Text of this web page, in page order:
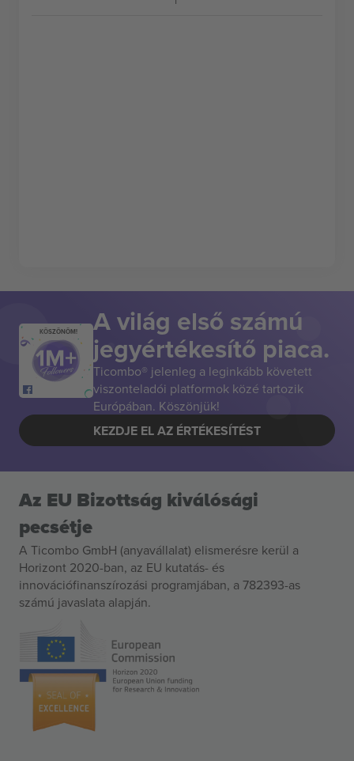
KÖSZÖNÖM! A világ első számú
jegyértékesítő piaca.
Ticombo® jelenleg a leginkább követett
viszonteladói platformok közé tartozik
Európában. Köszönjük!
KEZDJE EL AZ ÉRTÉKESÍTÉST
Az EU Bizottság kiválósági
pecsétje
A Ticombo GmbH (anyavállalat) elismerésre kerül a
Horizont 2020-ban, az EU kutatás- és
innovációfinanszírozási programjában, a 782393-as
számú javaslata alapján.